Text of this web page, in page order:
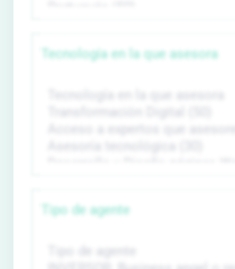
Tecnología en la que asesora
Tipo de agente